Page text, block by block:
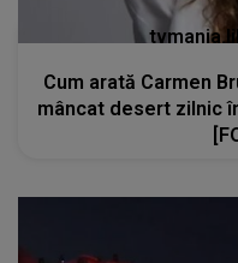
Cum arată Carmen
mâncat desert zilnic